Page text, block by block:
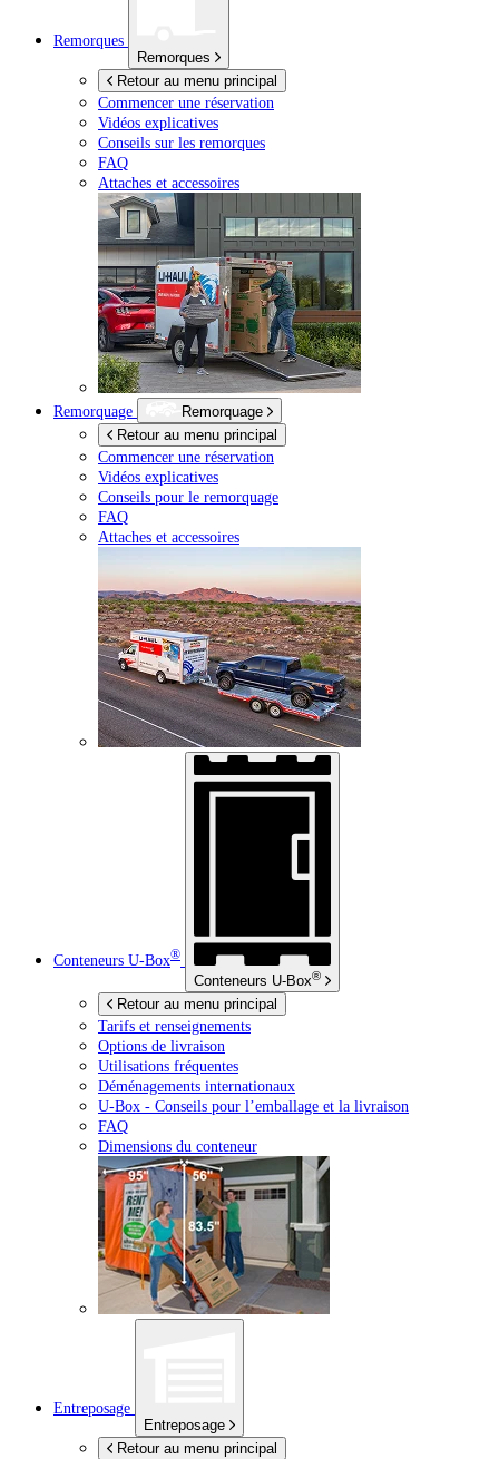
Remorques
Remorques
Retour au menu principal
Commencer une réservation
Vidéos explicatives
Conseils sur les remorques
FAQ
Attaches et accessoires
Remorquage
Remorquage
Retour au menu principal
Commencer une réservation
Vidéos explicatives
Conseils pour le remorquage
FAQ
Attaches et accessoires
Conteneurs U-Box®
Conteneurs U-Box®
Retour au menu principal
Tarifs et renseignements
Options de livraison
Utilisations fréquentes
Déménagements internationaux
U-Box - Conseils pour l’emballage et la livraison
FAQ
Dimensions du conteneur
Entreposage
Entreposage
Retour au menu principal